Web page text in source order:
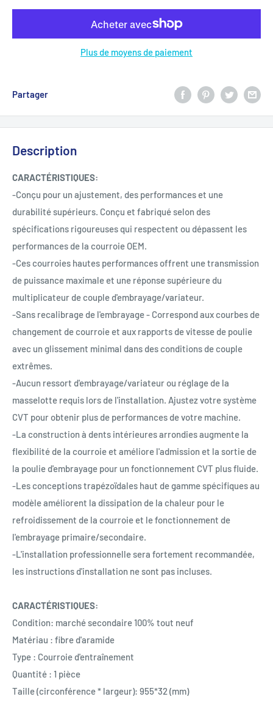
Plus de moyens de paiement
Partager
Description
CARACTÉRISTIQUES:
-Conçu pour un ajustement, des performances et une
durabilité supérieurs. Conçu et fabriqué selon des
spécifications rigoureuses qui respectent ou dépassent les
performances de la courroie OEM.
-Ces courroies hautes performances offrent une transmission
de puissance maximale et une réponse supérieure du
multiplicateur de couple d'embrayage/variateur.
-Sans recalibrage de l'embrayage - Correspond aux courbes de
changement de courroie et aux rapports de vitesse de poulie
avec un glissement minimal dans des conditions de couple
extrêmes.
-Aucun ressort d'embrayage/variateur ou réglage de la
masselotte requis lors de l'installation. Ajustez votre système
CVT pour obtenir plus de performances de votre machine.
-La construction à dents intérieures arrondies augmente la
flexibilité de la courroie et améliore l'admission et la sortie de
la poulie d'embrayage pour un fonctionnement CVT plus fluide.
-Les conceptions trapézoïdales haut de gamme spécifiques au
modèle améliorent la dissipation de la chaleur pour le
refroidissement de la courroie et le fonctionnement de
l'embrayage primaire/secondaire.
-L'installation professionnelle sera fortement recommandée,
les instructions d'installation ne sont pas incluses.
CARACTÉRISTIQUES:
Condition: marché secondaire 100% tout neuf
Matériau : fibre d'aramide
Type : Courroie d'entraînement
Quantité : 1 pièce
Taille (circonférence * largeur): 955*32 (mm)